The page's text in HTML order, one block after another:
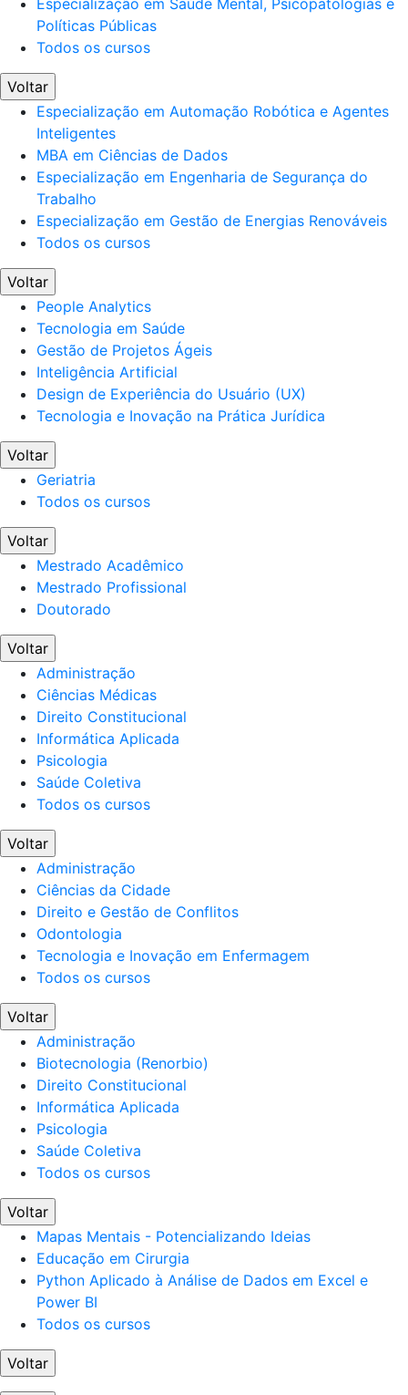
Especialização em Saúde Mental, Psicopatologias e
Políticas Públicas
Todos os cursos
Voltar
Especialização em Automação Robótica e Agentes
Inteligentes
MBA em Ciências de Dados
Especialização em Engenharia de Segurança do
Trabalho
Especialização em Gestão de Energias Renováveis
Todos os cursos
Voltar
People Analytics
Tecnologia em Saúde
Gestão de Projetos Ágeis
Inteligência Artificial
Design de Experiência do Usuário (UX)
Tecnologia e Inovação na Prática Jurídica
Voltar
Geriatria
Todos os cursos
Voltar
Mestrado Acadêmico
Mestrado Profissional
Doutorado
Voltar
Administração
Ciências Médicas
Direito Constitucional
Informática Aplicada
Psicologia
Saúde Coletiva
Todos os cursos
Voltar
Administração
Ciências da Cidade
Direito e Gestão de Conflitos
Odontologia
Tecnologia e Inovação em Enfermagem
Todos os cursos
Voltar
Administração
Biotecnologia (Renorbio)
Direito Constitucional
Informática Aplicada
Psicologia
Saúde Coletiva
Todos os cursos
Voltar
Mapas Mentais - Potencializando Ideias
Educação em Cirurgia
Python Aplicado à Análise de Dados em Excel e
Power BI
Todos os cursos
Voltar